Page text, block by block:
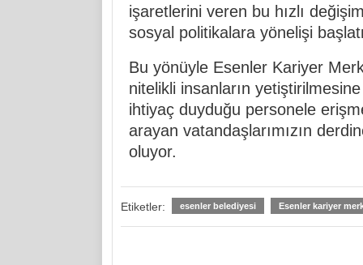
işaretlerini veren bu hızlı
sosyal politikalara yönelişi
Bu yönüyle Esenler Kariyer
nitelikli insanların
ihtiyaç duyduğu personele
arayan vatandaşlarımızın
oluyor.
Etiketler: esenler belediyesi Esenler kariyer